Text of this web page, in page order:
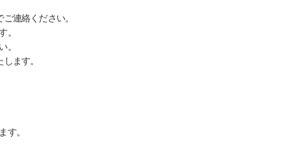
連絡ください。
。
。
ます。
す。